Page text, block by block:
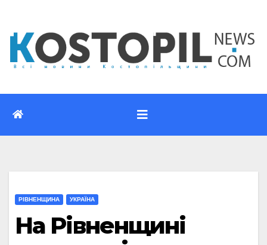
вмісту
РІВНЕНЩИНА УКРАЇНА
На Рівненщині